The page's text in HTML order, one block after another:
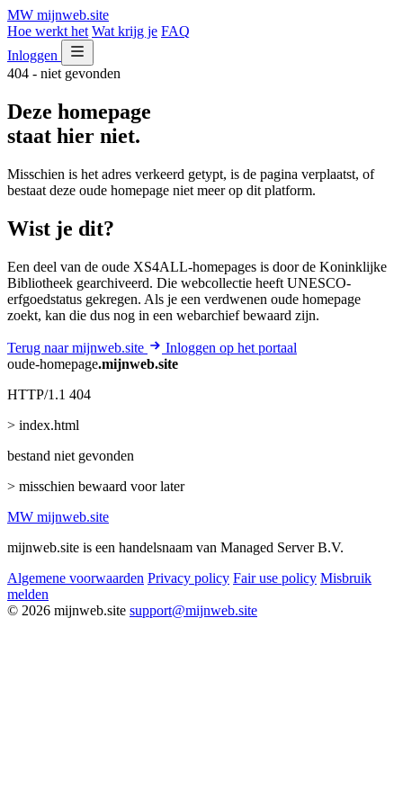
MW mijnweb.site
Hoe werkt het Wat krijg je FAQ
Inloggen
404 - niet gevonden
Deze homepage
staat hier niet.
Misschien is het adres verkeerd getypt, is de pagina verplaatst, of
bestaat deze oude homepage niet meer op dit platform.
Wist je dit?
Een deel van de oude XS4ALL-homepages is door de Koninklijke
Bibliotheek gearchiveerd. Die webcollectie heeft UNESCO-
erfgoedstatus gekregen. Als je een verdwenen oude homepage
zoekt, kan die dus nog in een webarchief bewaard zijn.
Terug naar mijnweb.site
Inloggen op het portaal
oude-homepage.mijnweb.site
HTTP/1.1 404
> index.html
bestand niet gevonden
> misschien bewaard voor later
MW mijnweb.site
mijnweb.site is een handelsnaam van Managed Server B.V.
Algemene voorwaarden Privacy policy Fair use policy Misbruik
melden
© 2026 mijnweb.site support@mijnweb.site